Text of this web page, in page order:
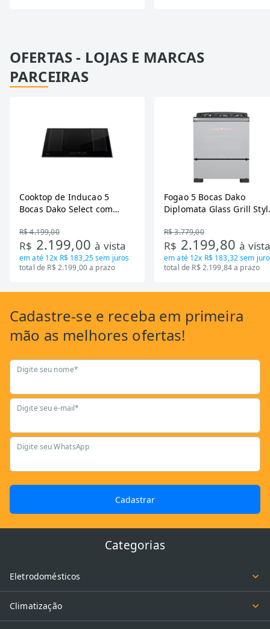
OFERTAS - LOJAS E MARCAS
PARCEIRAS
Cooktop de Inducao 5
Bocas Dako Select com
R$ 4.199,00
R$ 2.199,00à vista
em até 12x R$ 183,25sem juros
total de R$ 2.199,00 a prazo
Fogao 5 Bocas Dako
Diplomata Glass Grill
R$ 3.779,00
R$ 2.199,80à
em até 12x R$ 183,32sem
total de R$ 2.199,84 a prazo
Cadastre-se e receba em primeira
mão as melhores ofertas!
Digite seu nome*
Digite seu e-mail*
Digite seu WhatsApp
Cadastrar
Categorias
Eletrodomésticos
Climatização